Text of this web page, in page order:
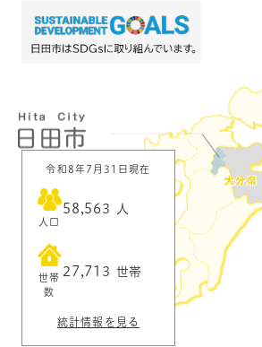
令和8年7月31日現在
人口
58,563 人
世帯
数
27,713 世帯
統計情報を見る